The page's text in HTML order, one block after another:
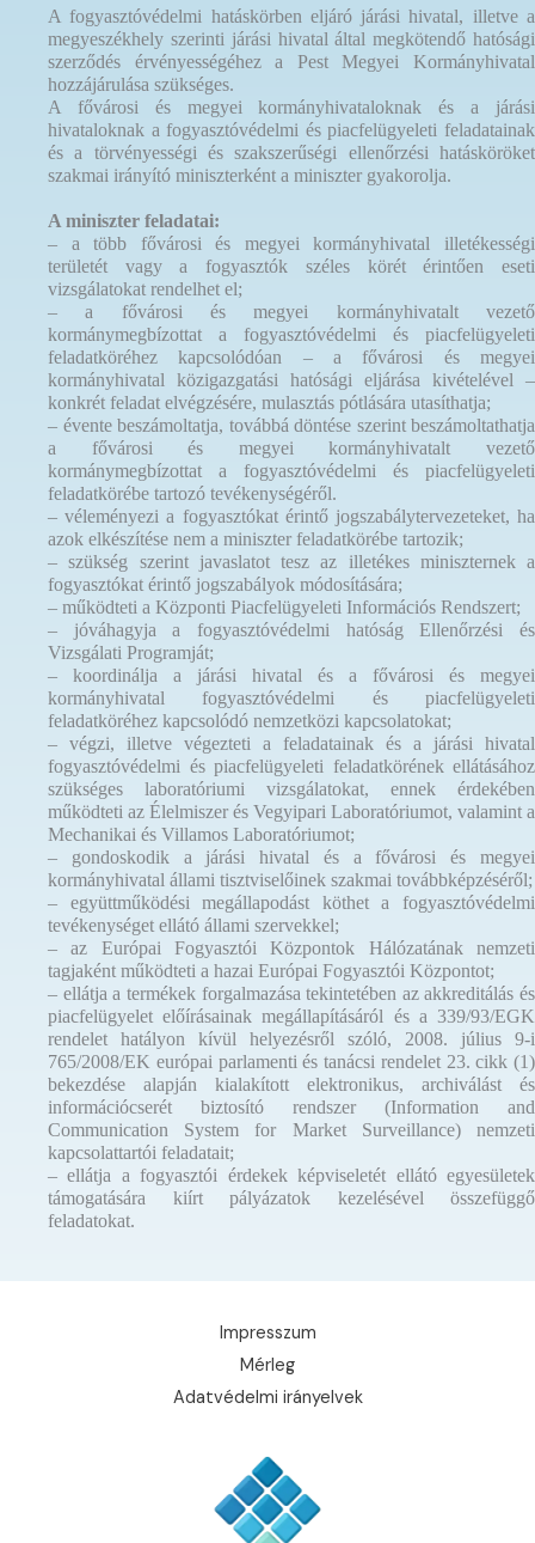
A fogyasztóvédelmi hatáskörben eljáró járási hivatal, illetve a
megyeszékhely szerinti járási hivatal által megkötendő hatósági
szerződés érvényességéhez a Pest Megyei Kormányhivatal
hozzájárulása szükséges.
A fővárosi és megyei kormányhivataloknak és a járási
hivataloknak a fogyasztóvédelmi és piacfelügyeleti feladatainak
és a törvényességi és szakszerűségi ellenőrzési hatásköröket
szakmai irányító miniszterként a miniszter gyakorolja.
A miniszter feladatai:
– a több fővárosi és megyei kormányhivatal illetékességi
területét vagy a fogyasztók széles körét érintően eseti
vizsgálatokat rendelhet el;
– a fővárosi és megyei kormányhivatalt vezető
kormánymegbízottat a fogyasztóvédelmi és piacfelügyeleti
feladatköréhez kapcsolódóan – a fővárosi és megyei
kormányhivatal közigazgatási hatósági eljárása kivételével –
konkrét feladat elvégzésére, mulasztás pótlására utasíthatja;
– évente beszámoltatja, továbbá döntése szerint beszámoltathatja
a fővárosi és megyei kormányhivatalt vezető
kormánymegbízottat a fogyasztóvédelmi és piacfelügyeleti
feladatkörébe tartozó tevékenységéről.
– véleményezi a fogyasztókat érintő jogszabálytervezeteket, ha
azok elkészítése nem a miniszter feladatkörébe tartozik;
– szükség szerint javaslatot tesz az illetékes miniszternek a
fogyasztókat érintő jogszabályok módosítására;
– működteti a Központi Piacfelügyeleti Információs Rendszert;
– jóváhagyja a fogyasztóvédelmi hatóság Ellenőrzési és
Vizsgálati Programját;
– koordinálja a járási hivatal és a fővárosi és megyei
kormányhivatal fogyasztóvédelmi és piacfelügyeleti
feladatköréhez kapcsolódó nemzetközi kapcsolatokat;
– végzi, illetve végezteti a feladatainak és a járási hivatal
fogyasztóvédelmi és piacfelügyeleti feladatkörének ellátásához
szükséges laboratóriumi vizsgálatokat, ennek érdekében
működteti az Élelmiszer és Vegyipari Laboratóriumot, valamint a
Mechanikai és Villamos Laboratóriumot;
– gondoskodik a járási hivatal és a fővárosi és megyei
kormányhivatal állami tisztviselőinek szakmai továbbképzéséről;
– együttműködési megállapodást köthet a fogyasztóvédelmi
tevékenységet ellátó állami szervekkel;
– az Európai Fogyasztói Központok Hálózatának nemzeti
tagjaként működteti a hazai Európai Fogyasztói Központot;
– ellátja a termékek forgalmazása tekintetében az akkreditálás és
piacfelügyelet előírásainak megállapításáról és a 339/93/EGK
rendelet hatályon kívül helyezésről szóló, 2008. július 9-i
765/2008/EK európai parlamenti és tanácsi rendelet 23. cikk (1)
bekezdése alapján kialakított elektronikus, archiválást és
információcserét biztosító rendszer (Information and
Communication System for Market Surveillance) nemzeti
kapcsolattartói feladatait;
– ellátja a fogyasztói érdekek képviseletét ellátó egyesületek
támogatására kiírt pályázatok kezelésével összefüggő
feladatokat.
Impresszum
Mérleg
Adatvédelmi irányelvek